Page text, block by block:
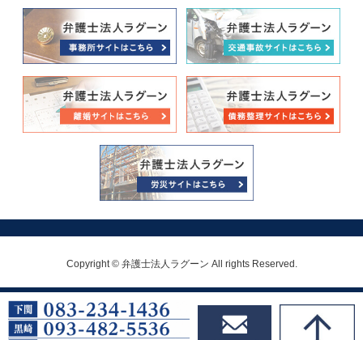
Copyright © 弁護士法人ラグーン All rights Reserved.